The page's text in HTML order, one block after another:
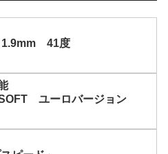
41度
ユーロバージョン